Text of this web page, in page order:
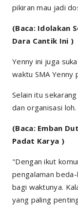
pikiran mau jadi
(Baca: Idolakan
Dara Cantik Ini )
Yenny ini juga
waktu SMA Yenny
Selain itu
dan organisasi loh.
(Baca: Emban
Padat Karya )
"Dengan ikut
pengalaman
bagi waktunya.
yang paling